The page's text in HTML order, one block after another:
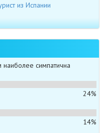
из Испании
симпатична
24%
14%